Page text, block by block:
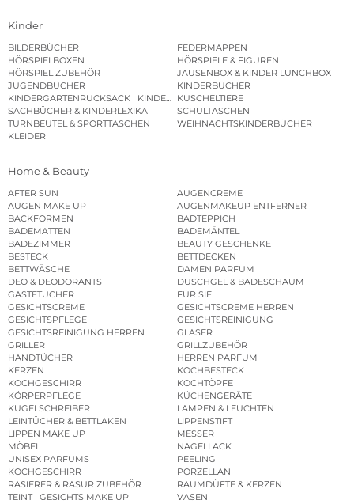
Kinder
BILDERBÜCHER
FEDERMAPPEN
HÖRSPIELBOXEN
HÖRSPIELE & FIGUREN
HÖRSPIEL ZUBEHÖR
JAUSENBOX & KINDER LUNCHBOX
JUGENDBÜCHER
KINDERBÜCHER
KINDERGARTENRUCKSACK | KINDERGARTENBEUTEL
KUSCHELTIERE
SACHBÜCHER & KINDERLEXIKA
SCHULTASCHEN
TURNBEUTEL & SPORTTASCHEN
WEIHNACHTSKINDERBÜCHER
KLEIDER
Home & Beauty
AFTER SUN
AUGENCREME
AUGEN MAKE UP
AUGENMAKEUP ENTFERNER
BACKFORMEN
BADTEPPICH
BADEMATTEN
BADEMÄNTEL
BADEZIMMER
BEAUTY GESCHENKE
BESTECK
BETTDECKEN
BETTWÄSCHE
DAMEN PARFUM
DEO & DEODORANTS
DUSCHGEL & BADESCHAUM
GÄSTETÜCHER
FÜR SIE
GESICHTSCREME
GESICHTSCREME HERREN
GESICHTSPFLEGE
GESICHTSREINIGUNG
GESICHTSREINIGUNG HERREN
GLÄSER
GRILLER
GRILLZUBEHÖR
HANDTÜCHER
HERREN PARFUM
KERZEN
KOCHBESTECK
KOCHGESCHIRR
KOCHTÖPFE
KÖRPERPFLEGE
KÜCHENGERÄTE
KUGELSCHREIBER
LAMPEN & LEUCHTEN
LEINTÜCHER & BETTLAKEN
LIPPENSTIFT
LIPPEN MAKE UP
MESSER
MÖBEL
NAGELLACK
UNISEX PARFUMS
PEELING
KOCHGESCHIRR
PORZELLAN
RASIERER & RASUR ZUBEHÖR
RAUMDÜFTE & KERZEN
TEINT | GESICHTS MAKE UP
VASEN